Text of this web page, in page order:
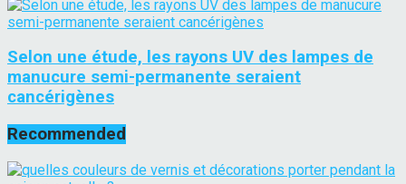
Selon une étude, les rayons UV des lampes de
manucure semi-permanente seraient
cancérigènes
Recommended